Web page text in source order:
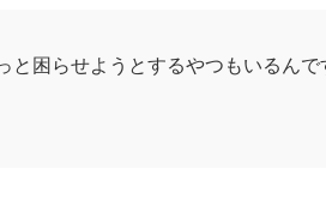
と困らせようとするやつもいるんで